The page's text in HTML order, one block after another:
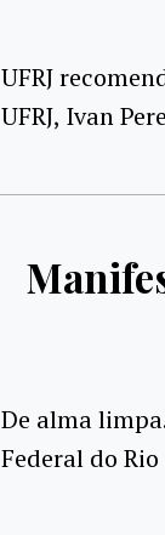
UFRJ
UFRJ, Ivan
De alma
Federal do